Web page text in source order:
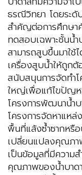
ธรณีวิทยา โดยระดั
สำคัญต่อการศึกษา
ทดสอบเฉพาะชั้นน้
สามารถสูบขึ้นมาใช้
เครื่องสูบน้ำให้ถูกต้
สนับสนุนการจัดทำ
ใหญ่เพื่อแก้ไขปัญห
โครงการพัฒนาน้ำ
โครงการจัดหาแหล่
พื้นที่แล้งซ้ำซากหรื
เปลี่ยนแปลงคุณภา
เป็นข้อมูลที่มีความ
คุณภาพของน้ำบาด